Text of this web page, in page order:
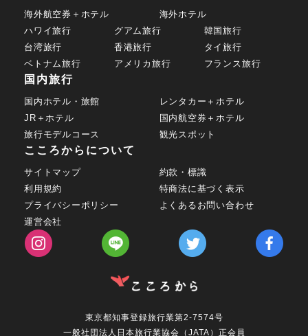
海外航空券＋ホテル
海外ホテル
ハワイ旅行
グアム旅行
韓国旅行
台湾旅行
香港旅行
タイ旅行
ベトナム旅行
アメリカ旅行 フランス旅行
国内旅行
国内ホテル・旅館
レンタカー＋ホテル
JR＋ホテル
国内航空券＋ホテル
旅行モデルコース
観光スポット
こころからについて
サイトマップ
約款・標識
利用規約
特商法に基づく表示
プライバシーポリシー
よくあるお問い合わせ
運営会社
東京都知事登録旅行業第2-7574号
一般社団法人日本旅行業協会（JATA）正会員